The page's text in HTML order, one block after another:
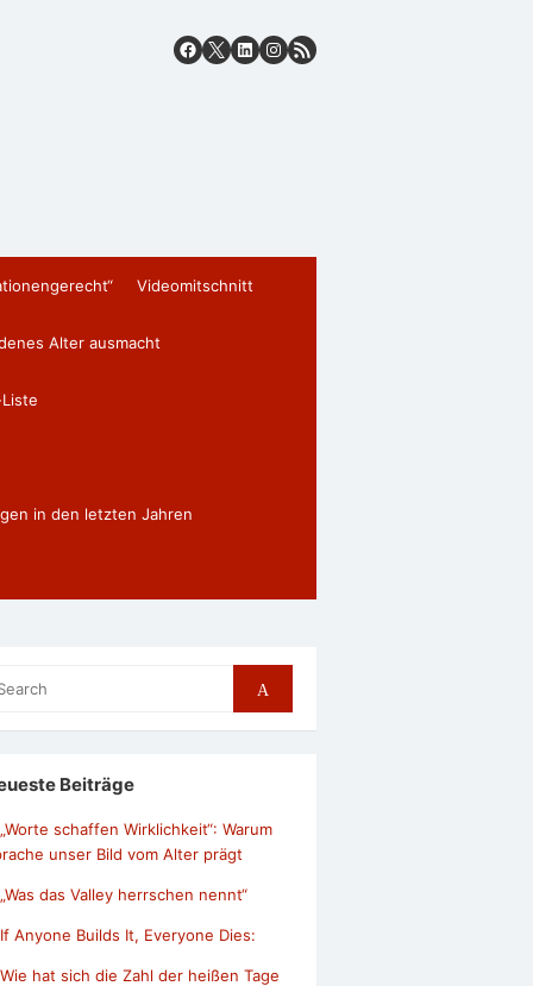
Videomitschnitt
Alter ausmacht
in den letzten Jahren
Search
Beiträge
„Worte schaffen Wirklichkeit“: Warum
unser Bild vom Alter prägt
„Was das Valley herrschen nennt“
If Anyone Builds It, Everyone Dies:
Wie hat sich die Zahl der heißen Tage